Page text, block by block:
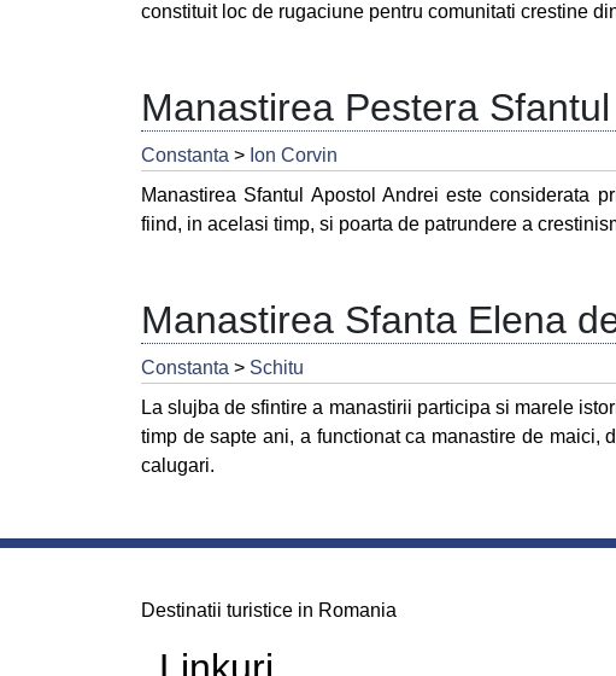
constituit loc de rugaciune pentru comunitati crestine
Manastirea Pestera
Constanta > Ion Corvin
Manastirea Sfantul Apostol Andrei este considerata
fiind, in acelasi timp, si poarta de patrundere a
Manastirea Sfanta Elena
Constanta > Schitu
La slujba de sfintire a manastirii participa si marele
timp de sapte ani, a functionat ca manastire de maici,
calugari.
Destinatii turistice in Romania